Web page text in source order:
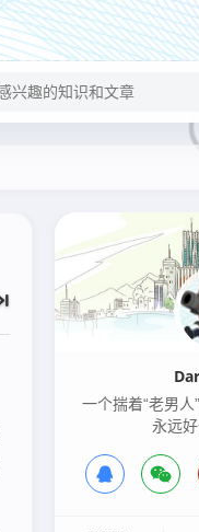
一个揣着“老男
永远